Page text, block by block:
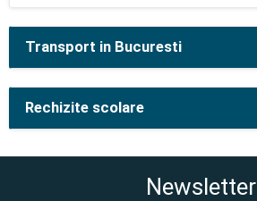
Transport in Bucuresti
Rechizite scolare
Newsletter